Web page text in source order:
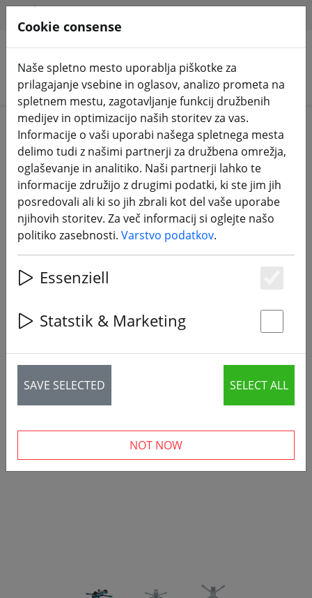
Iskanje izdelkov
Home Komponente Okviri
Axisflying Manta 5 SE V2 X 5-palčni
komplet okvirja za FPV
‹ ›
Cookie consense
Naše spletno mesto uporablja piškotke za
prilagajanje vsebine in oglasov, analizo prometa na
spletnem mestu, zagotavljanje funkcij družbenih
medijev in optimizacijo naših storitev za vas.
Informacije o vaši uporabi našega spletnega mesta
delimo tudi z našimi partnerji za družbena omrežja,
oglaševanje in analitiko. Naši partnerji lahko te
informacije združijo z drugimi podatki, ki ste jim jih
posredovali ali ki so jih zbrali kot del vaše uporabe
njihovih storitev. Za več informacij si oglejte našo
politiko zasebnosti. Varstvo podatkov.
Essenziell
Statstik & Marketing
SAVE SELECTED SELECT ALL
NOT NOW